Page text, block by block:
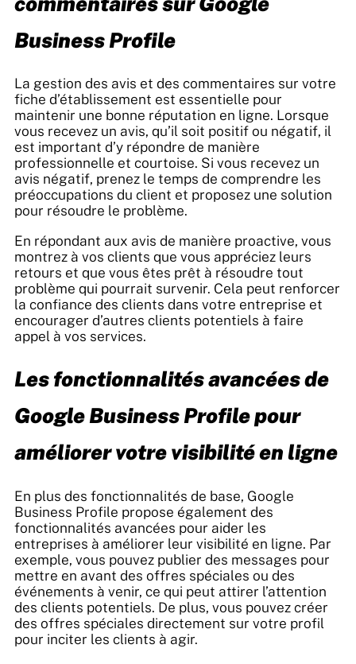
Business Profile
La gestion des avis et des commentaires sur votre
fiche d’établissement est essentielle pour
maintenir une bonne réputation en ligne. Lorsque
vous recevez un avis, qu’il soit positif ou négatif, il
est important d’y répondre de manière
professionnelle et courtoise. Si vous recevez un
avis négatif, prenez le temps de comprendre les
préoccupations du client et proposez une solution
pour résoudre le problème.
En répondant aux avis de manière proactive, vous
montrez à vos clients que vous appréciez leurs
retours et que vous êtes prêt à résoudre tout
problème qui pourrait survenir. Cela peut renforcer
la confiance des clients dans votre entreprise et
encourager d’autres clients potentiels à faire
appel à vos services.
Les fonctionnalités avancées de
Google Business Profile pour
améliorer votre visibilité en ligne
En plus des fonctionnalités de base, Google
Business Profile propose également des
fonctionnalités avancées pour aider les
entreprises à améliorer leur visibilité en ligne. Par
exemple, vous pouvez publier des messages pour
mettre en avant des offres spéciales ou des
événements à venir, ce qui peut attirer l’attention
des clients potentiels. De plus, vous pouvez créer
des offres spéciales directement sur votre profil
pour inciter les clients à agir.